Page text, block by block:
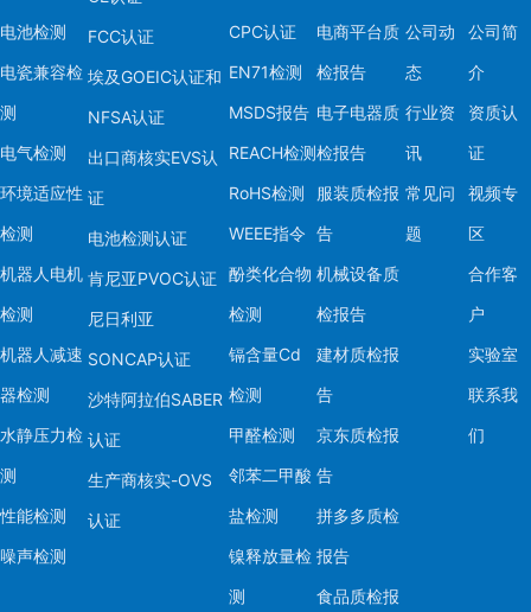
- 认证周期：常规认
- 费用：根据认证类
等。
- 更新维护：部分认
通过系统化的检测认
拓全球市场。建议优
合作，确保测试结果
电池检测
电瓷兼容检
测
电气检测
环境适应性
检测
机器人电机
检测
机器人减速
器检测
水静压力检
测
性能检测
噪声检测
FCC认证
埃及GOEIC认证和
NFSA认证
出口商核实EVS认
证
电池检测认证
肯尼亚PVOC认证
尼日利亚
SONCAP认证
沙特阿拉伯SABER
认证
生产商核实-OVS
认证
CPC认证
EN71检测
MSDS报告
REACH检测
RoHS检测
WEEE指令
酚类化合物
检测
镉含量Cd
检测
甲醛检测
邻苯二甲酸
盐检测
镍释放量检
测
电商平台质
检报告
电子电器质
检报告
服装质检报
告
机械设备质
检报告
建材质检报
告
京东质检报
告
拼多多质检
报告
食品质检报
公司动
态
行业资
讯
常见问
题
公司简
介
资质认
证
视频专
区
合作客
户
实验室
联系我
们